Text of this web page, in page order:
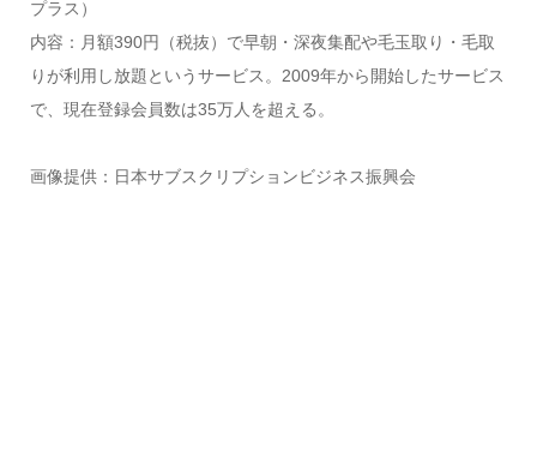
プラス）
内容：月額390円（税抜）で早朝・深夜集配や毛玉取り・毛取
りが利用し放題というサービス。2009年から開始したサービス
で、現在登録会員数は35万人を超える。
画像提供：日本サブスクリプションビジネス振興会